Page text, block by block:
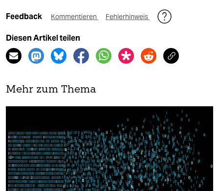
Feedback Kommentieren Fehlerhinweis
Diesen Artikel teilen
Mehr zum Thema